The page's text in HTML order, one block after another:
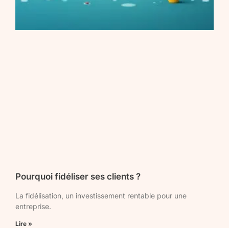
Pourquoi fidéliser ses clients ?
La fidélisation, un investissement rentable pour une
entreprise.
Lire »